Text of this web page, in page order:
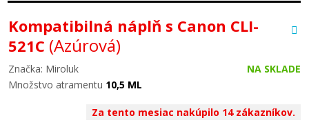
Kompatibilná náplň s Canon CLI-
521C (Azúrová)
Značka: Miroluk
NA SKLADE
Množstvo atramentu 10,5 ML
Za tento mesiac nakúpilo 14 zákazníkov.